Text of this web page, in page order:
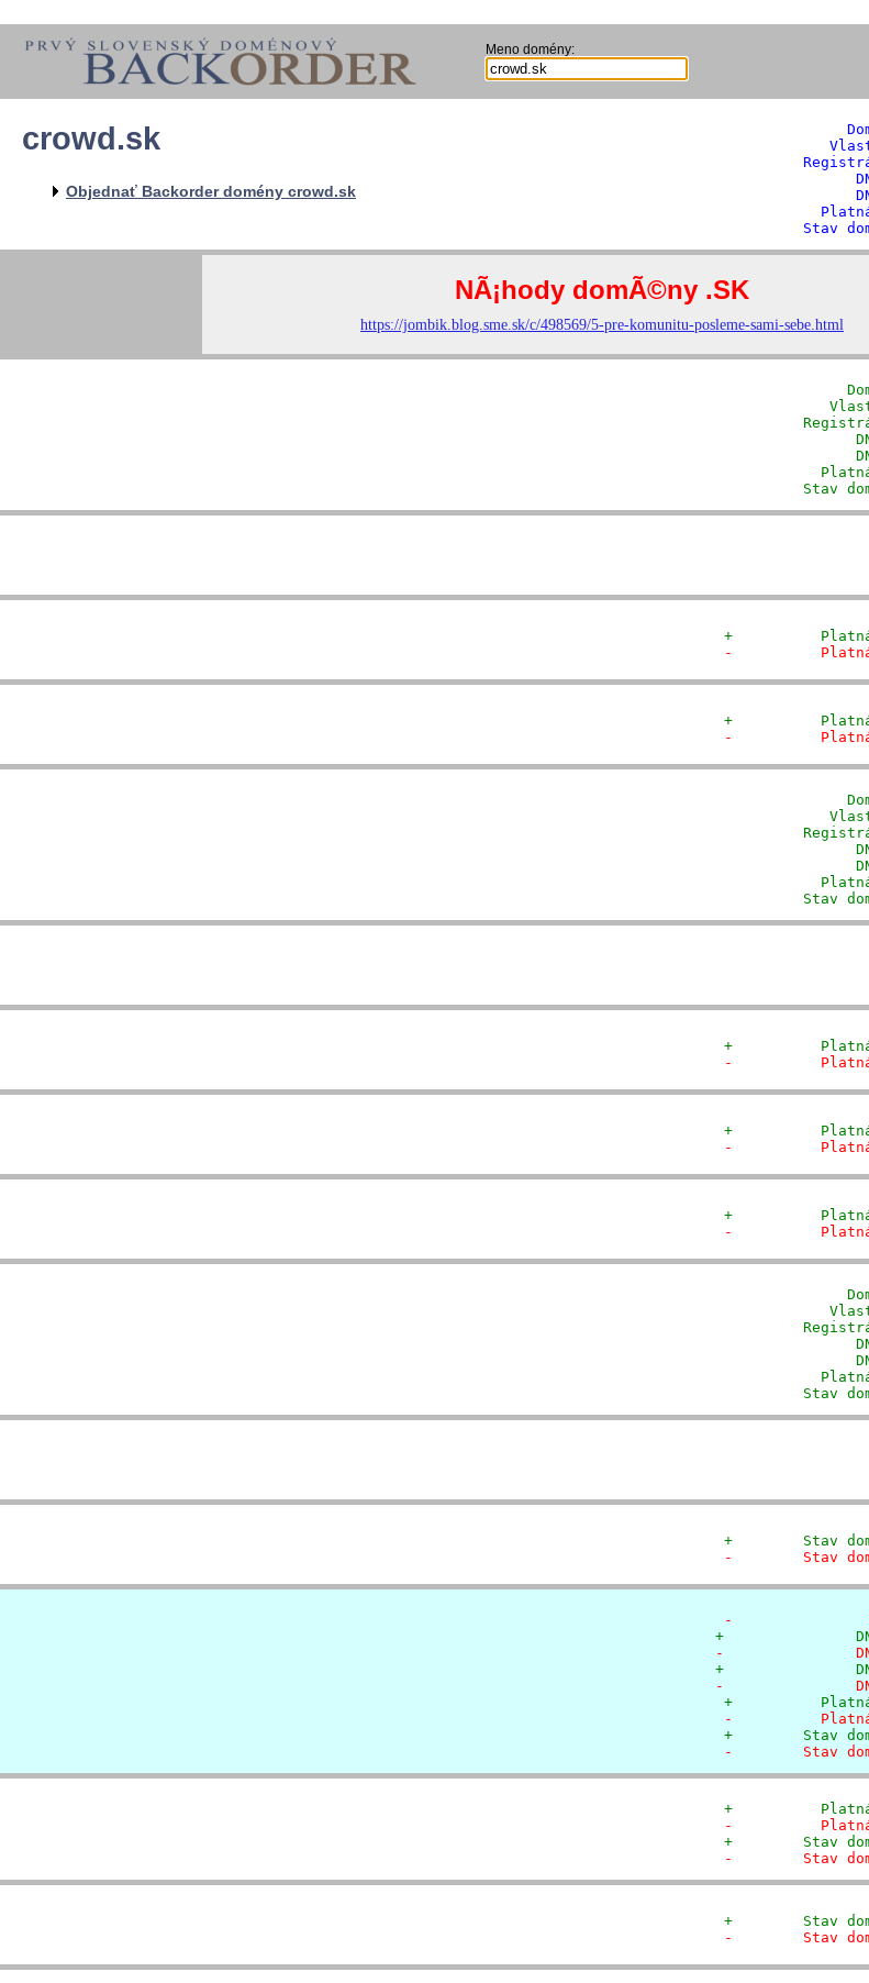
Meno domény:
crowd.sk
Objednať Backorder domény crowd.sk
Stav
Stav
+
-
+
-
Stav
+
-
+
-
+
-
Stav
+        Stav
-        Stav
-
+
-
+
-
+
-
+        Stav
-        Stav
+
-
+        Stav
-        Stav
+        Stav
-        Stav